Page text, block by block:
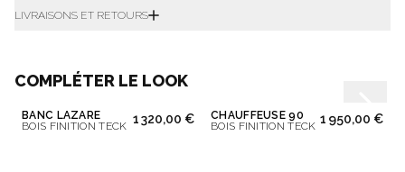
LIVRAISONS ET RETOURS
COMPLÉTER LE LOOK
BANC LAZARE
BOIS FINITION TECK 1 320,00 €
CHAUFFEUSE 90
BOIS FINITION TECK 1 950,00 €